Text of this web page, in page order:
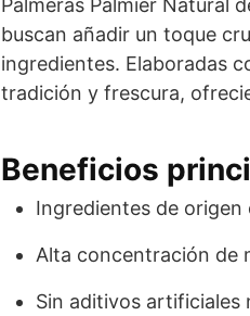
Palmeras Palmier Natural
buscan añadir un toque
ingredientes. Elaboradas
tradición y frescura,
Beneficios
Ingredientes de
Alta concentración de
Sin aditivos artificiales